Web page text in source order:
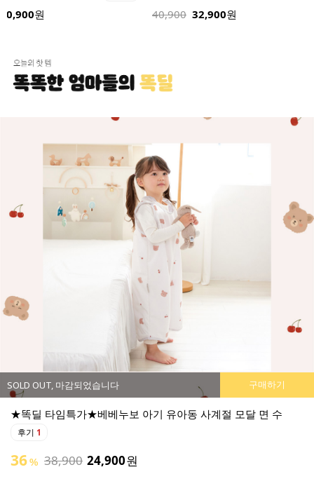
32,900원
구매하기
달 면 수
SOLD OUT, 마감되었습니다
★똑딜 타임특가★베베누보 소프트 부스터 아
튜브로 폭신하고 활용도가 좋은 아기 의자 출시:)
49